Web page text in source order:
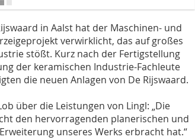
in Aalst hat der Maschinen- und
verwirklicht, das auf großes
stößt. Kurz nach der Fertigstellung
der keramischen Industrie-Fachleute
die neuen Anlagen von De Rijswaard.
über die Leistungen von Lingl: „Die
den hervorragenden planerischen und
unseres Werks erbracht hat.“